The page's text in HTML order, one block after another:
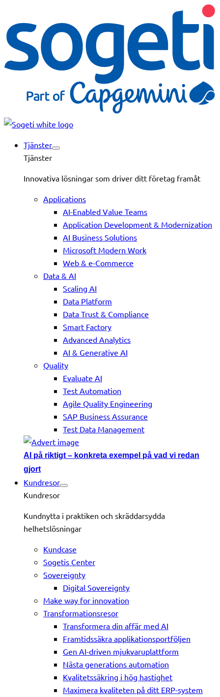
Tjänster
Tjänster
Innovativa lösningar som driver ditt företag framåt
Applications
AI-Enabled Value Teams
Application Development & Modernization
AI Business Solutions
Microsoft Modern Work
Web & e-Commerce
Data & AI
Scaling AI
Data Platform
Data Trust & Compliance
Smart Factory
Advanced Analytics
AI & Generative AI
Quality
Evaluate AI
Test Automation
Agile Quality Engineering
SAP Business Assurance
Test Data Management
AI på riktigt – konkreta exempel på vad vi redan
gjort
Kundresor
Kundresor
Kundnytta i praktiken och skräddarsydda
helhetslösningar
Kundcase
Sogetis Center
Sovereignty
Digital Sovereignty
Make way for innovation
Transformationsresor
Transformera din affär med AI
Framtidssäkra applikationsportföljen
Gen AI-driven mjukvaruplattform
Nästa generations automation
Kvalitetssäkring i hög hastighet
Maximera kvaliteten på ditt ERP-system